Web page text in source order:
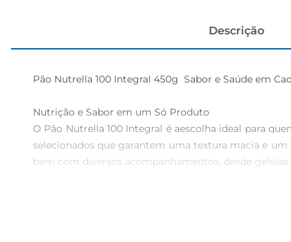
Descrição
Pão Nutrella 100 Integral 450g  Sabor e Saúde em
Nutrição e Sabor em um Só Produto
O Pão Nutrella 100 Integral é aescolha ideal para
selecionados que garantem uma textura macia e
bem com diversos acompanhamentos, desde geleias